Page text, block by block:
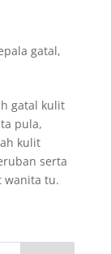
gatal,
gatal kulit
pula,
kulit
serta
wanita tu.